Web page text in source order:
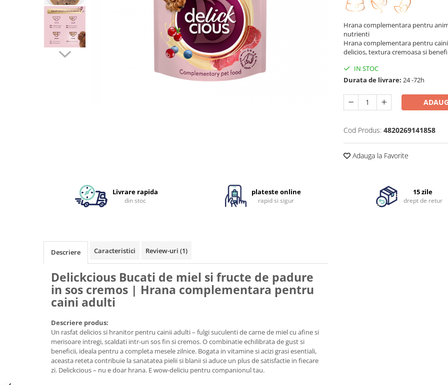
Hrana complementara pentru
nutrienti
Hrana complementara pentru
delicios, textura cremoasa si
IN STOC
Durata de livrare: 24 -72h
Cod Produs: 4820269141858
Adauga la Favorite
Livrare rapida
din stoc
plateste online
rapid si sigur
15 zile
drept de retur
Descriere Caracteristici Review-uri (1)
Delickcious Bucati de miel si fructe de padure
in sos cremos | Hrana complementara pentru
caini adulti
Descriere produs:
Un rasfat delicios si hranitor pentru cainii adulti – fulgi suculenti de carne de miel cu afine si
merisoare intregi, scaldati intr-un sos fin si cremos. O combinatie echilibrata de gust si
beneficii, ideala pentru a completa mesele zilnice. Bogata in vitamine si acizi grasi esentiali,
aceasta reteta contribuie la sanatatea pielii si blanii si aduce un plus de satisfactie in fiecare
zi. Delickcious – nu e doar hrana. E wow-deliciu pentru companionul tau.